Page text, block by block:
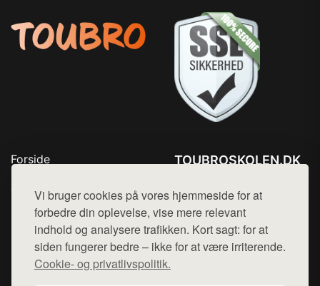
Vi bruger cookies på vores hjemmeside for at
forbedre din oplevelse, vise mere relevant
indhold og analysere trafikken. Kort sagt: for at
siden fungerer bedre – ikke for at være irriterende.
Cookie- og privatlivspolitik.
Forside
Top Rabatter
Blog
Kontakt
TOUBROSKOLEN.DK
Mail: hej@want.dk
Cookie- og privatlivspolitik